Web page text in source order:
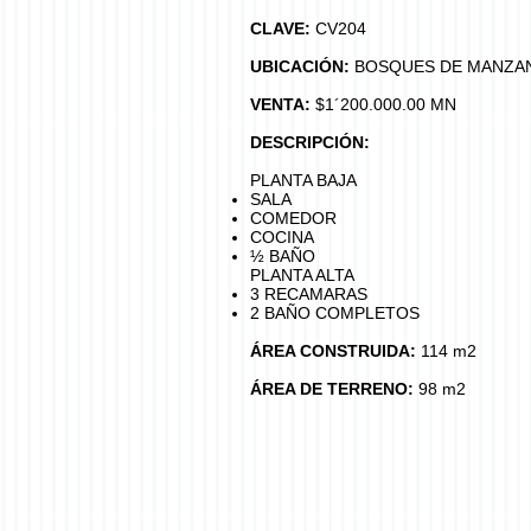
CLAVE: CV204
UBICACIÓN: BOSQUES DE
VENTA: $1´200.000.00 MN
DESCRIPCIÓN:
PLANTA BAJA
SALA
COMEDOR
COCINA
½ BAÑO
PLANTA ALTA
3 RECAMARAS
2 BAÑO COMPLETOS
ÁREA CONSTRUIDA: 114 m2
ÁREA DE TERRENO: 98 m2